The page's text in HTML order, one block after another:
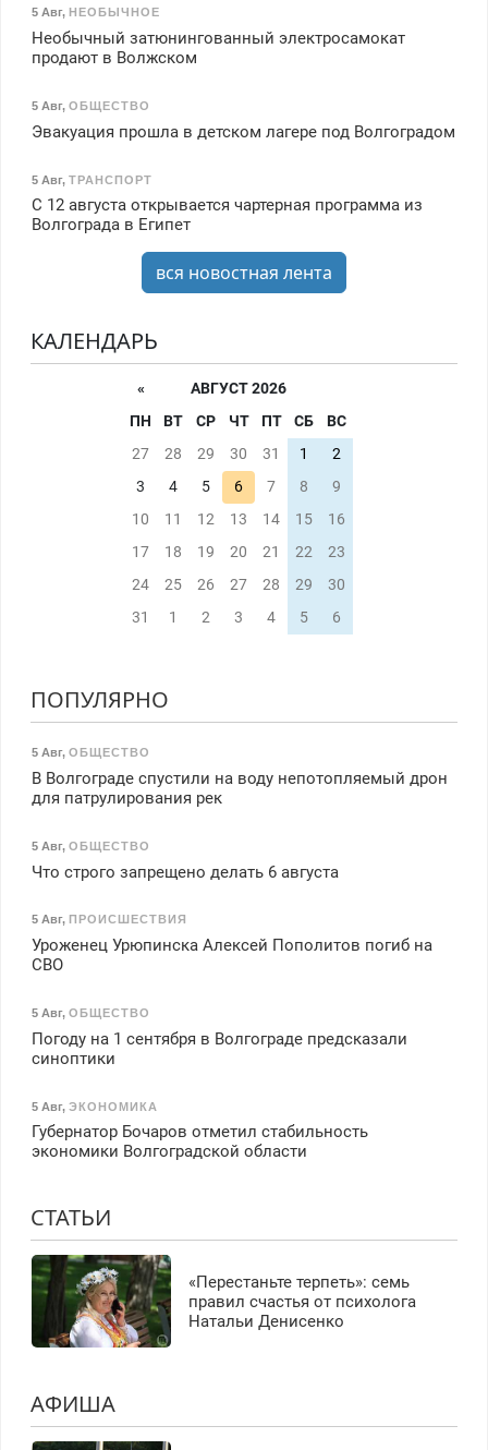
5 Авг, НЕОБЫЧНОЕ
Необычный затюнингованный электросамокат
продают в Волжском
5 Авг, ОБЩЕСТВО
Эвакуация прошла в детском лагере под Волгоградом
5 Авг, ТРАНСПОРТ
С 12 августа открывается чартерная программа из
Волгограда в Египет
вся новостная лента
КАЛЕНДАРЬ
«
АВГУСТ 2026
ПН
ВТ СР ЧТ ПТ СБ
ВС
27
28 29 30 31 1
2
3
4 5 6 7 8
9
10
11 12 13 14 15
16
17
18 19 20 21 22
23
24
25 26 27 28 29
30
31
1 2 3 4 5 6
ПОПУЛЯРНО
5 Авг, ОБЩЕСТВО
В Волгограде спустили на воду непотопляемый дрон
для патрулирования рек
5 Авг, ОБЩЕСТВО
Что строго запрещено делать 6 августа
5 Авг, ПРОИСШЕСТВИЯ
Уроженец Урюпинска Алексей Пополитов погиб на
СВО
5 Авг, ОБЩЕСТВО
Погоду на 1 сентября в Волгограде предсказали
синоптики
5 Авг, ЭКОНОМИКА
Губернатор Бочаров отметил стабильность
экономики Волгоградской области
СТАТЬИ
«Перестаньте терпеть»: семь
правил счастья от психолога
Натальи Денисенко
АФИША